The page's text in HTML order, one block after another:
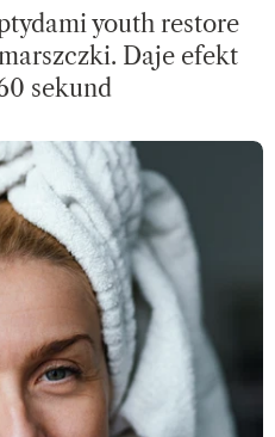
youth restore
Daje efekt
sekund